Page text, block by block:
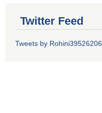
Twitter Feed
Tweets by Rohini39526206